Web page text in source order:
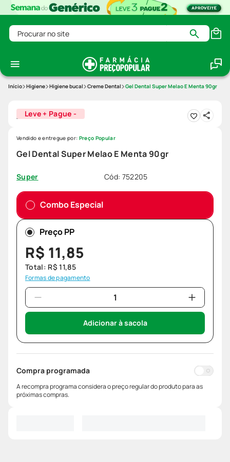
Procurar no site
Higiene Higiene bucal Creme Dental Gel Dental Super Melao E Menta 90gr
Leve + Pague -
Gel Dental Super Melao E Menta 90gr
Super Cód: 752205
Vendido e entregue por: Preço Popular
Combo Especial
Preço PP
R$ 11,85
Total: R$ 11,85
Formas de pagamento
Adicionar à sacola
Compra programada
A recompra programa considera o preço regular do produto para as
próximas compras.